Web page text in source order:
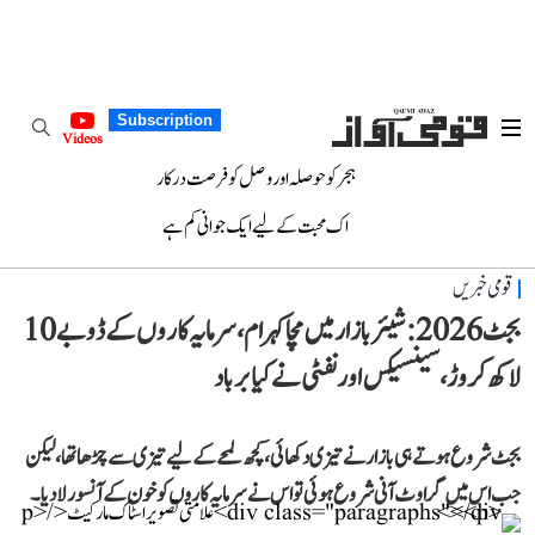
Subscription
Videos
ہجر کو حوصلہ اور وصل کو فرصت درکار
اک محبت کے لیے ایک جوانی کم ہے
قومی خبریں
بجٹ 2026: شیئر بازار میں مچا کہرام، سرمایہ کاروں کے ڈوبے 10
لاکھ کروڑ، سینسیکس اور نفٹی نے کیا برباد
بجٹ شروع ہوتے ہی بازار نے تیزی دکھائی، کچھ لمحے کے لیے تیزی سے چڑھا تھا، لیکن
جب اس میں گراوٹ آنی شروع ہوئی تو اس نے سرمایہ کاروں کو خون کے آنسو رلا دیا۔